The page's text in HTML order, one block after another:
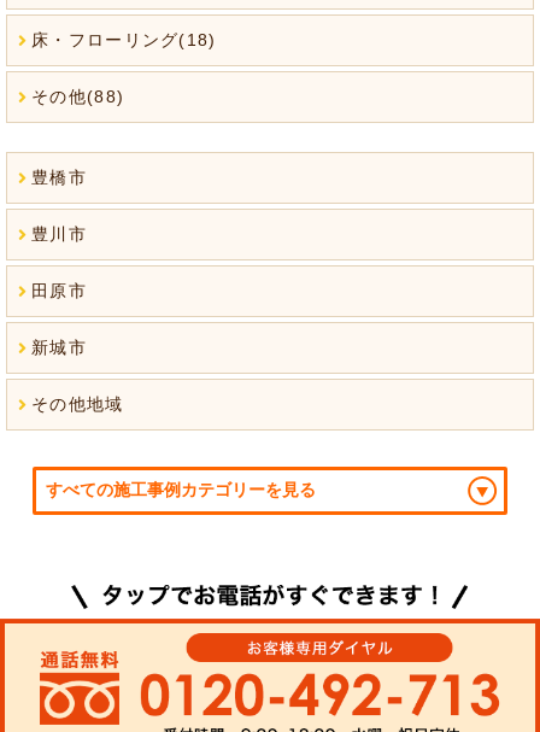
床・フローリング(18)
その他(88)
豊橋市
豊川市
田原市
新城市
その他地域